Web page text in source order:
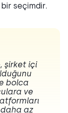
seçimdir.
şirket içi
bolca
ve
az